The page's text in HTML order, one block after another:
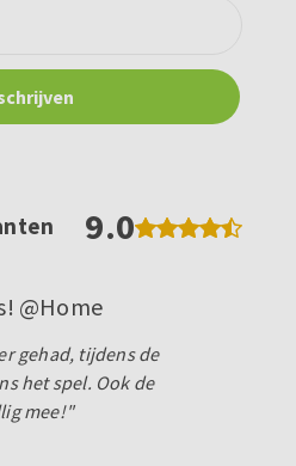
9.0
@Home
gehad, tijdens de
het spel. Ook de
mee!"